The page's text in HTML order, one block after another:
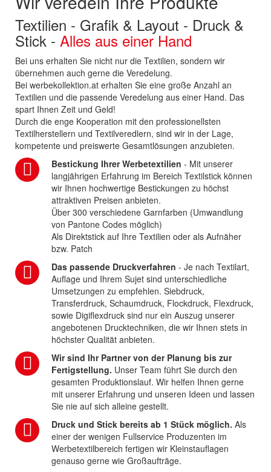
Textilien - Grafik & Layout - Druck &
Stick - Alles aus einer Hand
Bei uns erhalten Sie nicht nur die Textilien, sondern wir
übernehmen auch gerne die Veredelung.
Bei werbekollektion.at erhalten Sie eine große Anzahl an
Textilien und die passende Veredelung aus einer Hand. Das
spart Ihnen Zeit und Geld!
Durch die enge Kooperation mit den professionellsten
Textilherstellern und Textilveredlern, sind wir in der Lage,
kompetente und preiswerte Gesamtlösungen anzubieten.
Bestickung Ihrer Werbetextilien - Mit unserer
langjährigen Erfahrung im Bereich Textilstick können
wir Ihnen hochwertige Bestickungen zu höchst
attraktiven Preisen anbieten.
Über 300 verschiedene Garnfarben (Umwandlung
von Pantone Codes möglich)
Als Direktstick auf Ihre Textilien oder als Aufnäher
bzw. Patch
Das passende Druckverfahren - Je nach Textilart,
Auflage und Ihrem Sujet sind unterschiedliche
Umsetzungen zu empfehlen. Siebdruck,
Transferdruck, Schaumdruck, Flockdruck, Flexdruck,
sowie Digiflexdruck sind nur ein Auszug unserer
angebotenen Drucktechniken, die wir Ihnen stets in
höchster Qualität anbieten.
Wir sind Ihr Partner von der Planung bis zur
Fertigstellung. Unser Team führt Sie durch den
gesamten Produktionslauf. Wir helfen Ihnen gerne
mit unserer Erfahrung und unseren Ideen und lassen
Sie nie auf sich alleine gestellt.
Druck und Stick bereits ab 1 Stück möglich. Als
einer der wenigen Fullservice Produzenten im
Werbetextilbereich fertigen wir Kleinstauflagen
genauso gerne wie Großaufträge.